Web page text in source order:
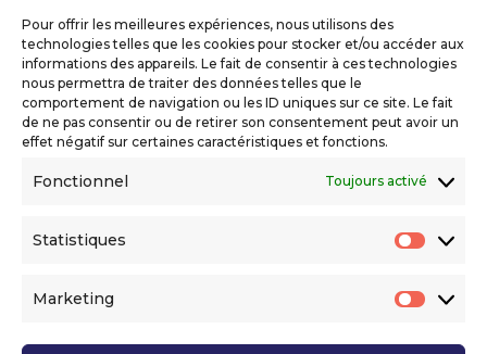
Pour offrir les meilleures expériences, nous utilisons des
technologies telles que les cookies pour stocker et/ou accéder aux
informations des appareils. Le fait de consentir à ces technologies
nous permettra de traiter des données telles que le
comportement de navigation ou les ID uniques sur ce site. Le fait
de ne pas consentir ou de retirer son consentement peut avoir un
effet négatif sur certaines caractéristiques et fonctions.
Fonctionnel Toujours activé
Statistiques
Marketing
Mentions légales
Politique de confidentialité
Déclaration d’accessibilité numérique
Ils nous soutiennent